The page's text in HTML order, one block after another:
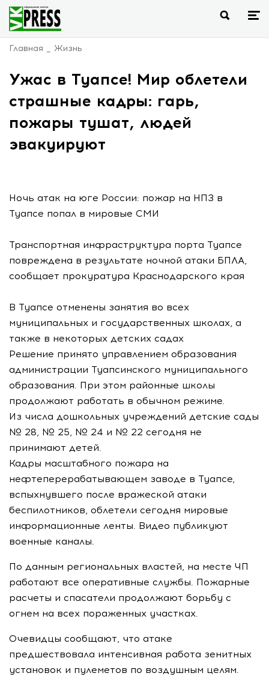
Главная Жизнь
Ужас в Туапсе! Мир облетели
страшные кадры: гарь,
пожары тушат, людей
эвакуируют
Ночь атак на юге России: пожар на НПЗ в
Туапсе попал в мировые СМИ
Транспортная инфраструктура порта Туапсе
повреждена в результате ночной атаки БПЛА,
сообщает прокуратура Краснодарского края
В Туапсе отменены занятия во всех
муниципальных и государственных школах, а
также в некоторых детских садах
Решение принято управлением образования
администрации Туапсинского муниципального
образования. При этом районные школы
продолжают работать в обычном режиме.
Из числа дошкольных учреждений детские сады
№ 28, № 25, № 24 и № 22 сегодня не
принимают детей.
Кадры масштабного пожара на
нефтеперерабатывающем заводе в Туапсе,
вспыхнувшего после вражеской атаки
беспилотников, облетели сегодня мировые
информационные ленты. Видео публикуют
военные каналы.
По данным региональных властей, на месте ЧП
работают все оперативные службы. Пожарные
расчеты и спасатели продолжают борьбу с
огнем на всех пораженных участках.
Очевидцы сообщают, что атаке
предшествовала интенсивная работа зенитных
установок и пулеметов по воздушным целям.